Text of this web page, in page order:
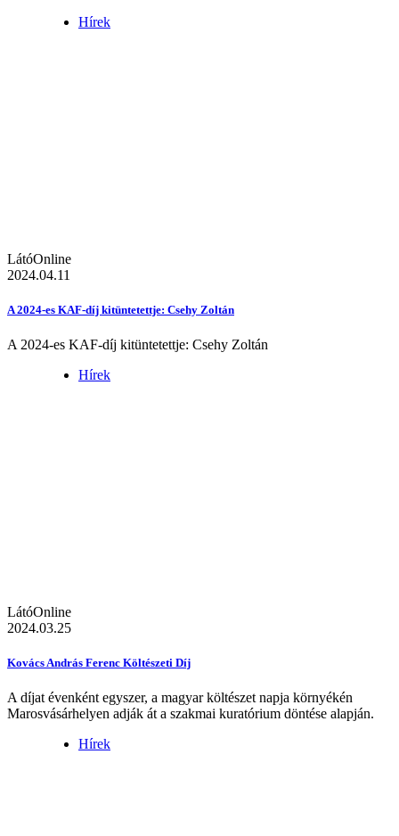
Hírek
LátóOnline
2024.04.11
A 2024-es KAF-díj kitüntetettje: Csehy Zoltán
A 2024-es KAF-díj kitüntetettje: Csehy Zoltán
Hírek
LátóOnline
2024.03.25
Kovács András Ferenc Költészeti Díj
A díjat évenként egyszer, a magyar költészet napja környékén
Marosvásárhelyen adják át a szakmai kuratórium döntése alapján.
Hírek